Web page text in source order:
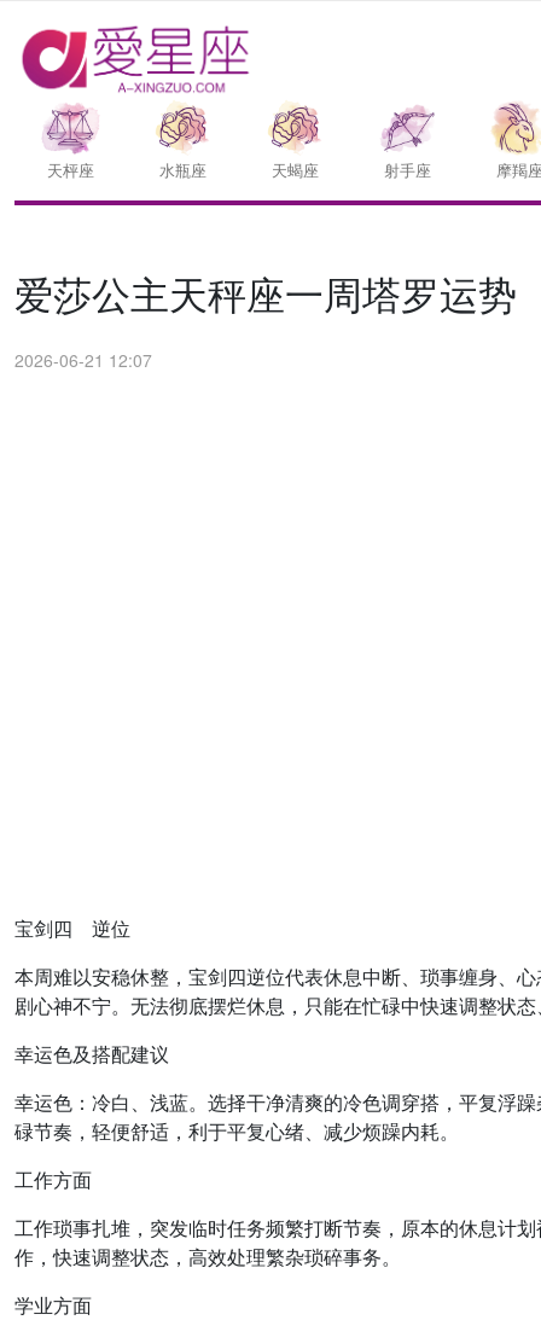
天枰座 水瓶座 天蝎座 射手座 摩羯
爱莎公主天秤座一周塔罗运势
2026-06-21 12:07
宝剑四 逆位
本周难以安稳休整，宝剑四逆位代表休息中断、琐事缠身、
剧心神不宁。无法彻底摆烂休息，只能在忙碌中快速调整状
幸运色及搭配建议
幸运色：冷白、浅蓝。选择干净清爽的冷色调穿搭，平复浮
碌节奏，轻便舒适，利于平复心绪、减少烦躁内耗。
工作方面
工作琐事扎堆，突发临时任务频繁打断节奏，原本的休息计
作，快速调整状态，高效处理繁杂琐碎事务。
学业方面